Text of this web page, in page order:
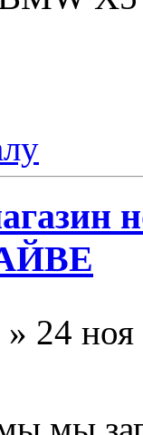
» 24